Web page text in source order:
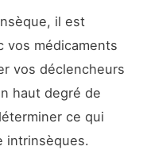
il est
vos médicaments
vos déclencheurs
haut degré de
ce qui
intrinsèques.